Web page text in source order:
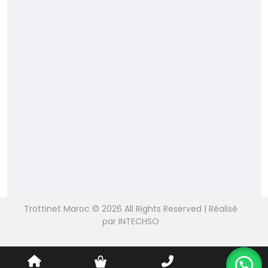
Trottinet Maroc © 2026 All Rights Reserved | Réalisé
par INTECHSO